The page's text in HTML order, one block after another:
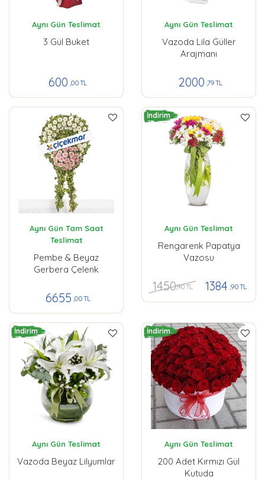
Aynı Gün Teslimat
3 Gül Buket
600 ,00 TL
Aynı Gün Teslimat
Vazoda Lila Güller
Arajmanı
2000 ,79 TL
Aynı Gün Tam Saat
Teslimat
Pembe & Beyaz
Gerbera Çelenk
6655 ,00 TL
İndirim
Aynı Gün Teslimat
Rengarenk Papatya
Vazosu
1450,90 TL 1384 ,90 TL
İndirim
Aynı Gün Teslimat
Vazoda Beyaz Lilyumlar
İndirim
Aynı Gün Teslimat
200 Adet Kırmızı Gül
Kutuda